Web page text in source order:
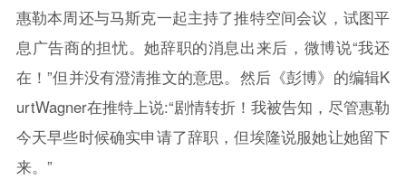
惠勒本周还与马斯克一起主持了推特空间会议，试图平
息广告商的担忧。她辞职的消息出来后，微博说“我还
在！”但并没有澄清推文的意思。然后《彭博》的编辑K
urtWagner在推特上说:“剧情转折！我被告知，尽管惠勒
今天早些时候确实申请了辞职，但埃隆说服她让她留下
来。”